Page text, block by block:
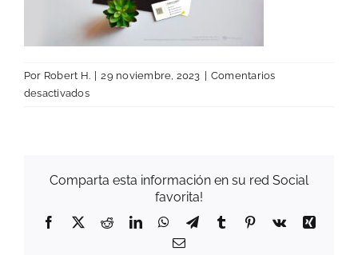
Por Robert H. 29 noviembre, 2023
Comentarios
desactivadosen
Comparta esta información en su red Social
favorita!
Facebook
X RedditLinkedInWhatsApp
TelegramTumblr Pinterest
Vk
Xing
Correo